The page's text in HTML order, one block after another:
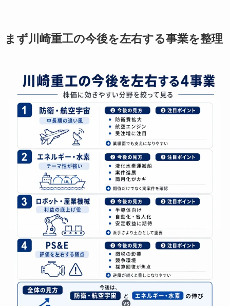
まず川崎重工の今後を左右する事業を整理